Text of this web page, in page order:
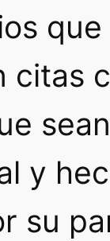
y
su